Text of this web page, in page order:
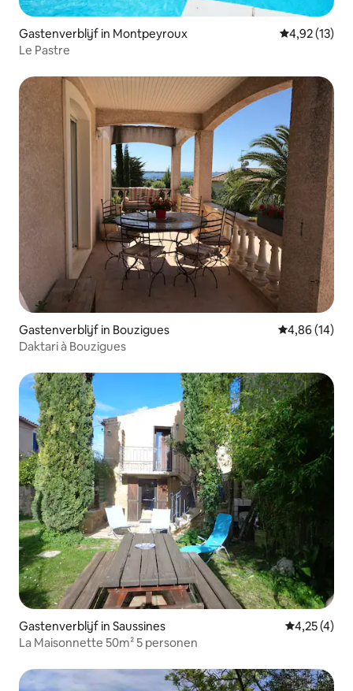
Gastenverblijf in Montpeyroux Gemiddelde
4,92 (13)
Le Pastre
Gastenverblijf in Bouzigues Gemiddelde
4,86 (14)
Daktari à Bouzigues
Gastenverblijf in Saussines
4,25 (4)
La Maisonnette 50m² 5 personen